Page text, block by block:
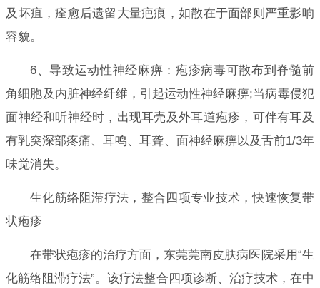
及坏疽，痊愈后遗留大量疤痕，如散在于面部则严重影响
容貌。
6、导致运动性神经麻痹：疱疹病毒可散布到脊髓前
角细胞及内脏神经纤维，引起运动性神经麻痹;当病毒侵犯
面神经和听神经时，出现耳壳及外耳道疱疹，可伴有耳及
有乳突深部疼痛、耳鸣、耳聋、面神经麻痹以及舌前1/3年
味觉消失。
生化筋络阻滞疗法，整合四项专业技术，快速恢复带
状疱疹
在带状疱疹的治疗方面，东莞莞南皮肤病医院采用“生
化筋络阻滞疗法”。该疗法整合四项诊断、治疗技术，在中